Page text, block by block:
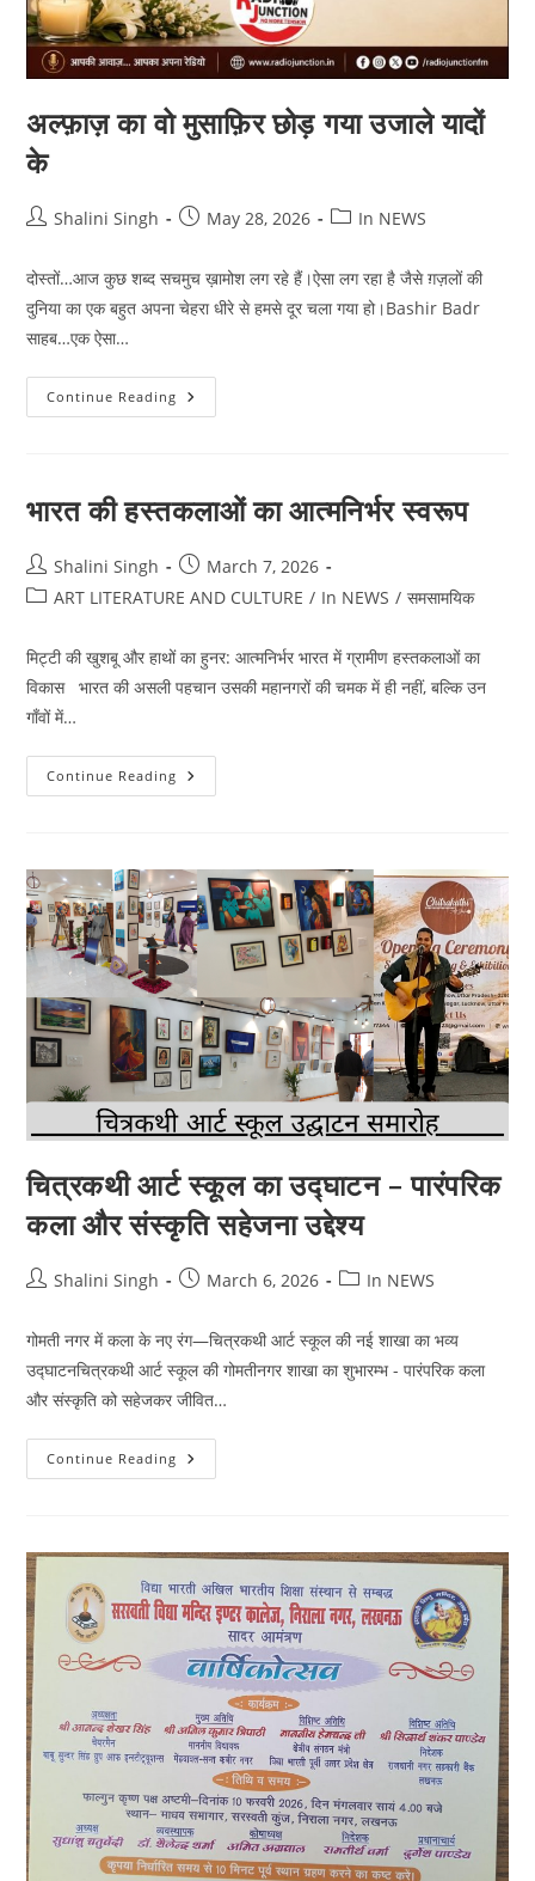
अल्फ़ाज़ का वो मुसाफ़िर छोड़ गया उजाले यादों
के
PostShalini Singh
PostMay 28, 2026
PostIn NEWS
दोस्तों…आज कुछ शब्द सचमुच ख़ामोश लग रहे हैं।ऐसा लग रहा है जैसे ग़ज़लों की
दुनिया का एक बहुत अपना चेहरा धीरे से हमसे दूर चला गया हो।Bashir Badr
साहब…एक ऐसा…
Continue Reading अल्फ़ाज़
का
उजाले
यादों
भारत की हस्तकलाओं का आत्मनिर्भर स्वरूप
Post
author:
Shalini Singh
Post
published:
March 7, 2026
PostART LITERATURE AND CULTURE / In NEWS / समसामयिक
मिट्टी की खुशबू और हाथों का हुनर: आत्मनिर्भर भारत में ग्रामीण हस्तकलाओं का
विकास भारत की असली पहचान उसकी महानगरों की चमक में ही नहीं, बल्कि उन
गाँवों में…
Continue Reading भारत
की
चित्रकथी आर्ट स्कूल का उद्घाटन – पारंपरिक
कला और संस्कृति सहेजना उद्देश्य
PostShalini Singh
PostMarch 6, 2026
PostIn NEWS
गोमती नगर में कला के नए रंग—चित्रकथी आर्ट स्कूल की नई शाखा का भव्य
उद्घाटनचित्रकथी आर्ट स्कूल की गोमतीनगर शाखा का शुभारम्भ - पारंपरिक कला
और संस्कृति को सहेजकर जीवित…
Continue Reading चित्रकथी
आर्ट
पारंपरिक
कला
और
संस्कृति
सहेजना
उद्देश्य